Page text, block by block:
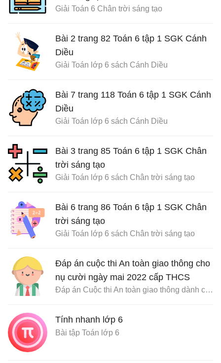
Giải Toán 6 Chân trời sáng tạo
Bài 2 trang 82 Toán 6 tập 1 SGK Cánh
Diều
Giải Toán lớp 6 sách Cánh Diều
Bài 7 trang 118 Toán 6 tập 1 SGK Cánh
Diều
Giải Toán lớp 6 sách Cánh Diều
Bài 3 trang 85 Toán 6 tập 1 SGK Chân
trời sáng tạo
Giải Toán lớp 6 sách Chân trời sáng tạo
Bài 6 trang 86 Toán 6 tập 1 SGK Chân
trời sáng tạo
Giải Toán lớp 6 sách Chân trời sáng tạo
Đáp án cuộc thi An toàn giao thông cho
nụ cười ngày mai 2022 cấp THCS
Đáp án Cuộc thi An toàn giao thông dành cho học sinh THCS
Tính nhanh lớp 6
Bài tập Toán lớp 6